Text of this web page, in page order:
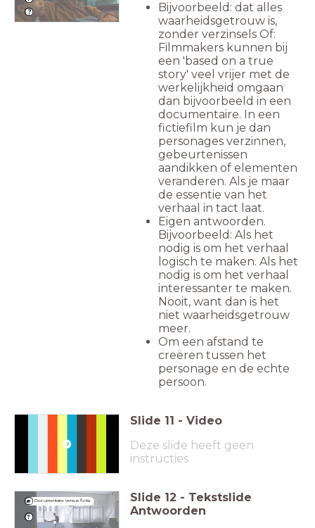
Bijvoorbeeld: dat alles
waarheidsgetrouw is,
zonder verzinsels Of:
Filmmakers kunnen bij
een 'based on a true
story' veel vrijer met de
werkelijkheid omgaan
dan bijvoorbeeld in een
documentaire. In een
fictiefilm kun je dan
personages verzinnen,
gebeurtenissen
aandikken of elementen
veranderen. Als je maar
de essentie van het
verhaal in tact laat.
Eigen antwoorden.
Bijvoorbeeld: Als het
nodig is om het verhaal
logisch te maken. Als het
nodig is om het verhaal
interessanter te maken.
Nooit, want dan is het
niet waarheidsgetrouw
meer.
Om een afstand te
creëren tussen het
personage en de echte
persoon.
Slide 11 - Video
Deze slide heeft geen
instructies
Documentaire versus fictie Slide 12 - Tekstslide
Antwoorden